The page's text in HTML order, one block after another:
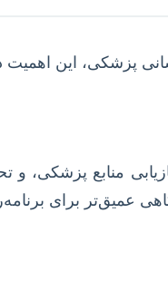
پزشکی، این
منابع پزشکی، و
عمیق‌تر برای